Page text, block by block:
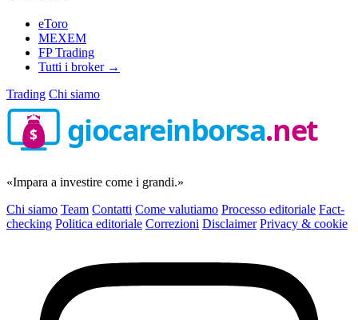
eToro
MEXEM
FP Trading
Tutti i broker →
Trading Chi siamo
$ giocareinborsa.net
«Impara a investire come i grandi.»
Chi siamo Team Contatti Come valutiamo Processo editoriale Fact-
checking Politica editoriale Correzioni Disclaimer Privacy & cookie